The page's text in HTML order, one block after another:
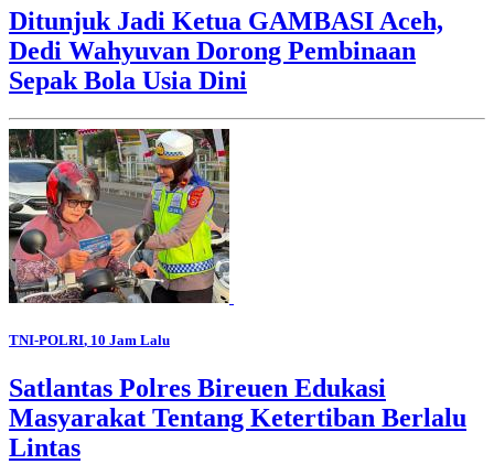
Ditunjuk Jadi Ketua GAMBASI Aceh,
Dedi Wahyuvan Dorong Pembinaan
Sepak Bola Usia Dini
TNI-POLRI, 10 Jam Lalu
Satlantas Polres Bireuen Edukasi
Masyarakat Tentang Ketertiban Berlalu
Lintas